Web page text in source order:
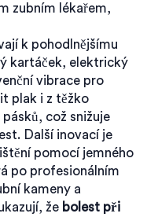
zubním lékařem,
k pohodlnějšímu
kartáček, elektrický
vibrace pro
plak i z těžko
což snižuje
Další inovací je
pomocí jemného
po profesionálním
kameny a
že bolest při